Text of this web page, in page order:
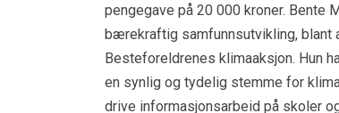
pengegave på 20 000 kroner. Bente
bærekraftig samfunnsutvikling, blant
Besteforeldrenes klimaaksjon. Hun
en synlig og tydelig stemme for
drive informasjonsarbeid på skoler